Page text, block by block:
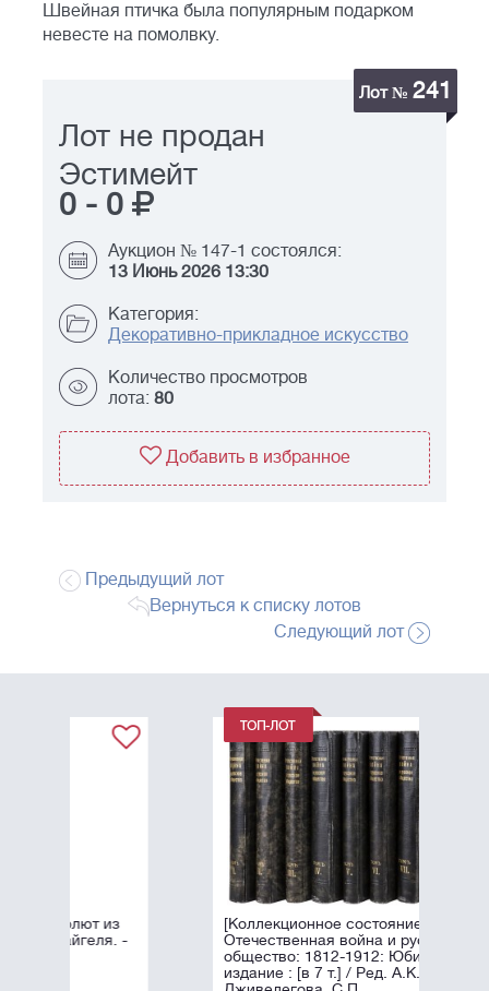
Швейная птичка была популярным подарком
невесте на помолвку.
Лот № 241
Лот не продан
Эстимейт
0 - 0
Аукцион № 147-1 состоялся:
13 Июнь 2026 13:30
Категория:
Декоративно-прикладное искусство
Количество просмотров
лота: 80
Добавить в избранное
Предыдущий лот
Вернуться к списку лотов
Следующий лот
[Коллекционное состояние].
Отечественная война и русское
общество: 1812-1912: Юбилейное
издание : [в 7 т.] / Ред. А.К.